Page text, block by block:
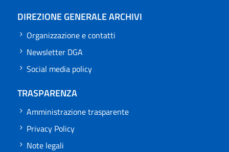
DIREZIONE GENERALE ARCHIVI
Organizzazione e contatti
Newsletter DGA
Social media policy
TRASPARENZA
Amministrazione trasparente
Privacy Policy
Note legali